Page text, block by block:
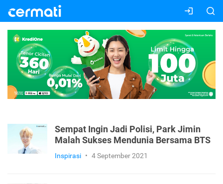
Sempat Ingin Jadi Polisi, Park Jimin
Malah Sukses Mendunia Bersama BTS
Inspirasi • 4 September 2021